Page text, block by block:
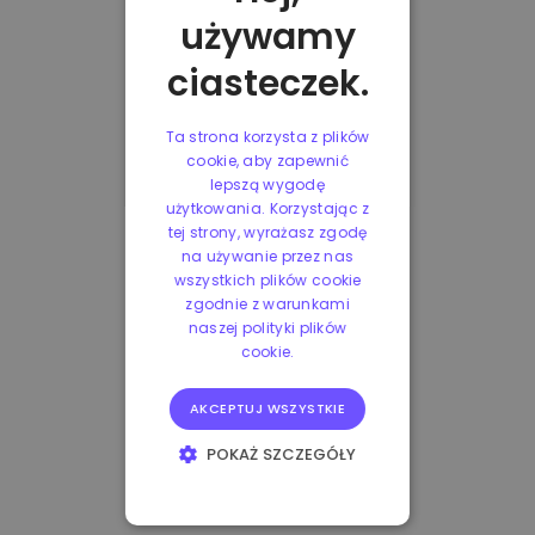
używamy
ciasteczek.
Ta strona korzysta z plików
cookie, aby zapewnić
lepszą wygodę
użytkowania. Korzystając z
tej strony, wyrażasz zgodę
na używanie przez nas
wszystkich plików cookie
zgodnie z warunkami
naszej polityki plików
cookie.
AKCEPTUJ WSZYSTKIE
POKAŻ SZCZEGÓŁY